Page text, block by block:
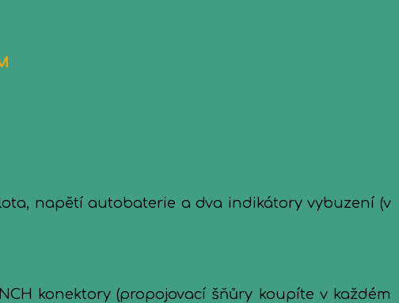
napětí autobaterie a dva indikátory vybuzení (v
konektory (propojovací šňůry koupíte v každém